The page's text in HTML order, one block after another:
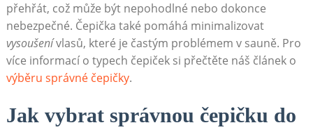
přehřát, což může být nepohodlné nebo dokonce
nebezpečné. Čepička také pomáhá minimalizovat
vysoušenívlasů, které je častým problémem v sauně. Pro
více informací o typech čepiček si přečtěte náš článek o
výběru správné čepičky.
Jak vybrat správnou čepičku do